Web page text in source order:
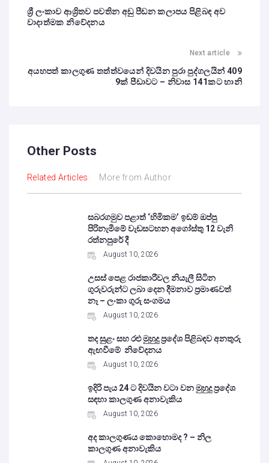
ශ්‍රී ලංකාව ආශ්‍රිතව පවතින අඩු පීඩන කලාපය පිළිබඳ අව
වාදාත්මක නිවේදනය
Next article
අයහපත් කාලගුණ තත්ත්වයෙන් දිවයින පුරා පුද්ගලයින් 409
9ක් පීඩාවට – නිවාස 141කට හානි
Other Posts
Related Articles More from Author
සබරගමුව පළාත් ‘හිමිකම’ ඉඩම් ඔප්පු
පිරිනැමීමේ වැඩසටහන අගෝස්තු 12 වැනි
රත්නපුරේ දී
August 10, 2026
උසස් පෙළ රාජකාරීවල නියැලී සිටින
ගුරුවරුන්ට ලබා දෙන දීමනාව ප්‍රමාණවත්
නෑ – ලංකා ගුරු සංගමය
August 10, 2026
තද සුළං සහ රළු මුහුදු ප්‍රදේශ පිළිබඳව අනතුරු
ඇඟවීමේ නිවේදනය
August 10, 2026
ඉදිරි පැය 24 ට දිවයින වටා වන මුහුදු ප්‍රදේශ
සඳහා කාලගුණ අනාවැකිය
August 10, 2026
අද කාලගුණය කොහොමද ? – නිල
කාලගුණ අනාවැකිය